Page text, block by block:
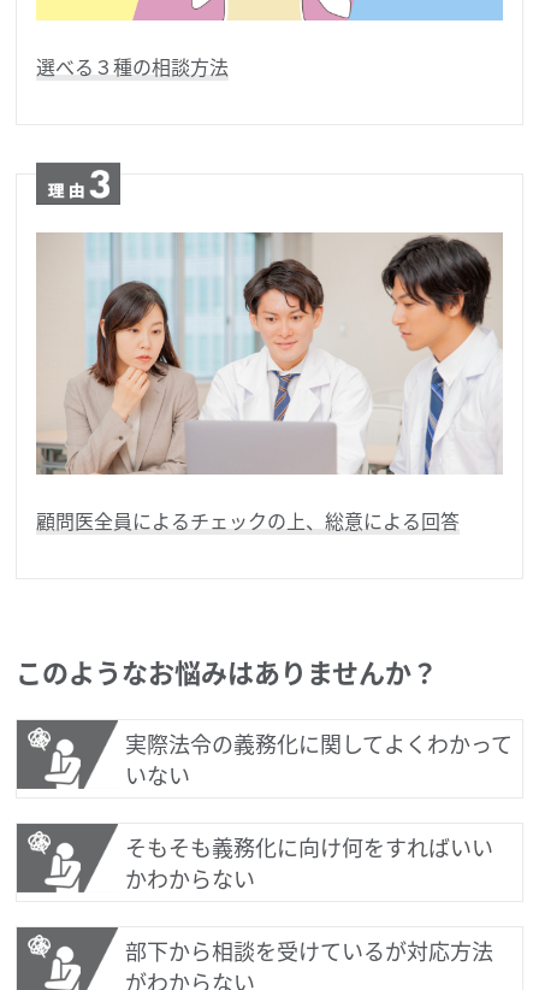
選べる３種の相談方法
顧問医全員によるチェックの上、総意による回答
このようなお悩みはありませんか？
実際法令の義務化に関してよくわかって
いない
そもそも義務化に向け何をすればいい
かわからない
部下から相談を受けているが対応方法
がわからない